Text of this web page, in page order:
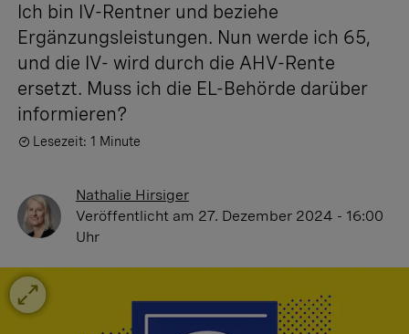
Ich bin IV-Rentner und beziehe
Ergänzungsleistungen. Nun werde ich 65,
und die IV- wird durch die AHV-Rente
ersetzt. Muss ich die EL-Behörde darüber
informieren?
Lesezeit: 1 Minute
Nathalie Hirsiger
Veröffentlicht am 27. Dezember 2024 - 16:00
Uhr